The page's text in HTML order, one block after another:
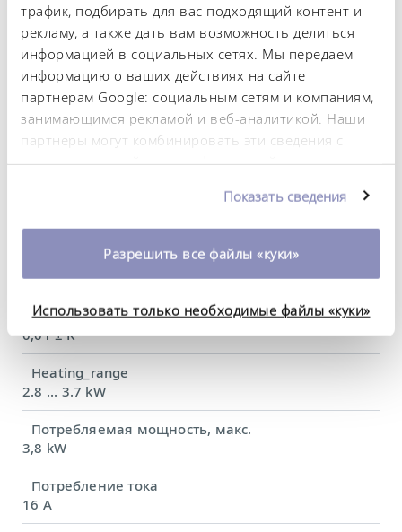
трафик, подбирать для вас подходящий контент и
рекламу, а также дать вам возможность делиться
информацией в социальных сетях. Мы передаем
информацию о ваших действиях на сайте
партнерам Google: социальным сетям и компаниям,
занимающимся рекламой и веб-аналитикой. Наши
партнеры могут комбинировать эти сведения с
предоставленной вами информацией, а также
использовании вами их сервисов. Вы можете
изменить или отозвать свое согласие в любое
время. Более подробную информацию об этом вы
Показать сведения
Разрешить все файлы «куки»
Использовать только необходимые файлы «куки»
Технические
характеристики (согл.
DIN 12876)
Диапазон рабочих температур
-45 ... 200 °C
Рабочий диапазон температур
Диапазон температуры окружающей среды
5 ... 40 °C
Постоянство температурного режима
0,01 ± K
Heating_range
2.8 ... 3.7 kW
Потребляемая мощность, макс.
3,8 kW
Потребление тока
16 A